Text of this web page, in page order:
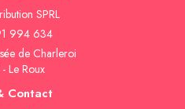
SPRL
994 634
de Charleroi
Le Roux
Contact